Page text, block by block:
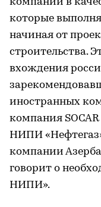
которые
начиная от
строительства.
вхождения
иностранных
компания
НИПИ
компании
говорит о
НИПИ».